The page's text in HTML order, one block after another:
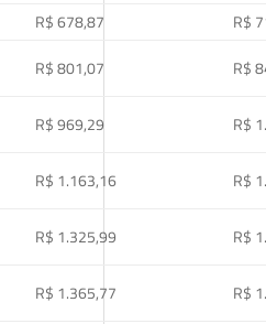
R$ 678,87
R$
R$ 801,07
R$
R$ 969,29
R$
R$ 1.163,16
R$
R$ 1.325,99
R$
R$ 1.365,77
R$